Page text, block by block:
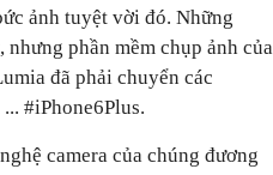
ảnh tuyệt vời đó. Những
phần mềm chụp ảnh của
đã phải chuyển các
#iPhone6Plus.
camera của chúng đương